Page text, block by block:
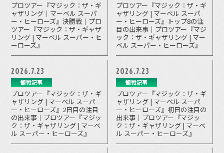
プロツアー『マジック：ザ・ギ
ャザリング｜マーベル スーパ
ー・ヒーローズ』決勝戦｜プロ
ツアー『マジック：ザ・ギャザ
リング | マーベル スーパー・ヒ
ーローズ』
プロツアー『マジック：ザ・ギ
ャザリング | マーベル スーパ
ー・ヒーローズ』トップ8の注
目の出来事｜プロツアー『マジ
ック：ザ・ギャザリング | マー
ベル スーパー・ヒーローズ』
2026.7.23
観戦記事
プロツアー『マジック：ザ・ギ
ャザリング | マーベル スーパ
ー・ヒーローズ』2日目の注目
の出来事｜プロツアー『マジッ
ク：ザ・ギャザリング | マーベ
ル スーパー・ヒーローズ』
2026.7.23
観戦記事
プロツアー『マジック：ザ・ギ
ャザリング | マーベル スーパ
ー・ヒーローズ』初日の注目の
出来事｜プロツアー『マジッ
ク：ザ・ギャザリング | マーベ
ル スーパー・ヒーローズ』